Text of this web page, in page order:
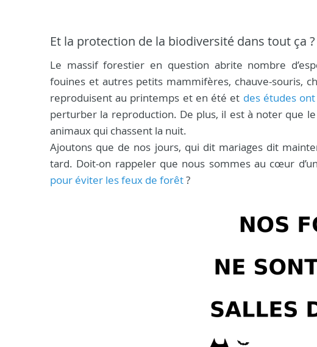
Et la protection de la biodiversité dans tout ça ?
Le massif forestier en question abrite nombre
fouines et autres petits mammifères, chauve-souris,
reproduisent au printemps et en été et des études
perturber la reproduction. De plus, il est à noter que
animaux qui chassent la nuit.
Ajoutons que de nos jours, qui dit mariages dit
tard. Doit-on rappeler que nous sommes au cœur
pour éviter les feux de forêt?